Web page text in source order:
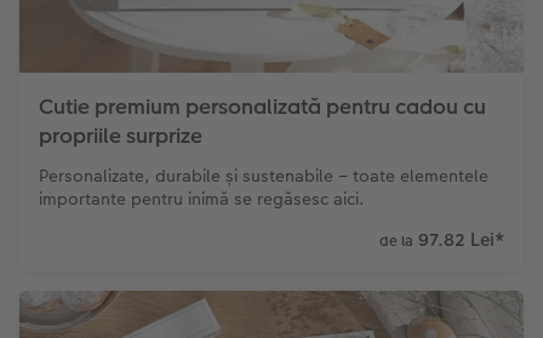
Cutie premium personalizată pentru cadou cu
propriile surprize
Personalizate, durabile și sustenabile – toate elementele
importante pentru inimă se regăsesc aici.
de la 97.82 Lei*